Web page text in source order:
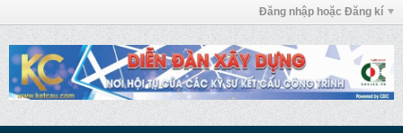
Đăng nhập hoặc Đăng kí